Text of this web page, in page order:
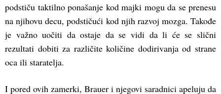
podstiču taktilno ponašanje kod majki mogu da se prenesu
na njihovu decu, podstičući kod njih razvoj mozga. Takođe
je važno uočiti da ostaje da se vidi da li će se slični
rezultati dobiti za različite količine dodirivanja od strane
oca ili staratelja.
I pored ovih zamerki, Brauer i njegovi saradnici apeluju da